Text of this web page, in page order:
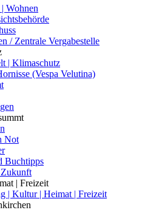
Wohnen
/ Zentrale Vergabestelle
| Klimaschutz
(Vespa Velutina)
Not
Buchtipps
| Freizeit
| Kultur | Heimat | Freizeit